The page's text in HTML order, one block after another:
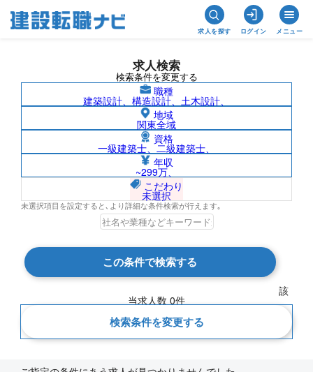
求人を探す ログイン メニュー
求人検索
検索条件を変更する
職種
建築設計、構造設計、土木設計、
地域
関東全域
資格
一級建築士、二級建築士、
年収
~299万、
こだわり
未選択
未選択項目を設定すると､より詳細な条件検索が行えます｡
この条件で検索する
該
当求人数 0件
検索条件を変更する
富山県/星光ビル管理株式会社の求人検索
結果一覧
新着順